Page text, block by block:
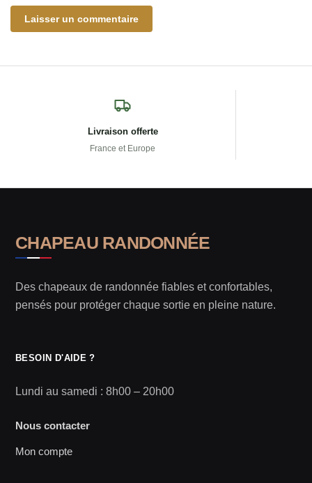
Livraison offerte
France et Europe
CHAPEAU RANDONNÉE
Des chapeaux de randonnée fiables et confortables,
pensés pour protéger chaque sortie en pleine nature.
BESOIN D'AIDE ?
Lundi au samedi : 8h00 – 20h00
Nous contacter
Mon compte